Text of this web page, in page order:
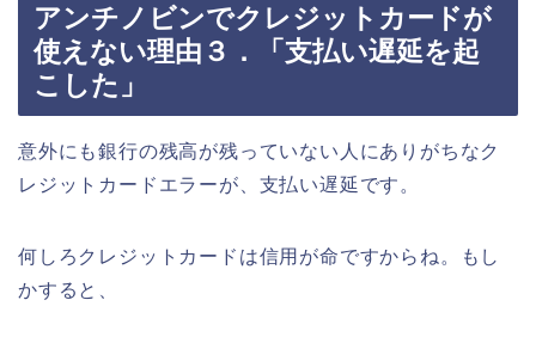
アンチノビンでクレジットカードが
使えない理由３．「支払い遅延を起
こした」
意外にも銀行の残高が残っていない人にありがちなク
レジットカードエラーが、支払い遅延です。
何しろクレジットカードは信用が命ですからね。もし
かすると、